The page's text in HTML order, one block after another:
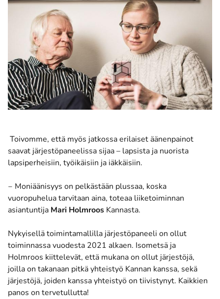
Toivomme, että myös jatkossa erilaiset äänenpainot
saavat järjestöpaneelissa sijaa – lapsista ja nuorista
lapsiperheisiin, työikäisiin ja iäkkäisiin.
‒ Moniäänisyys on pelkästään plussaa, koska
vuoropuhelua tarvitaan aina, toteaa liiketoiminnan
asiantuntija Mari Holmroos Kannasta.
Nykyisellä toimintamallilla järjestöpaneeli on ollut
toiminnassa vuodesta 2021 alkaen. Isometsä ja
Holmroos kiittelevät, että mukana on ollut järjestöjä,
joilla on takanaan pitkä yhteistyö Kannan kanssa, sekä
järjestöjä, joiden kanssa yhteistyö on tiivistynyt. Kaikkien
panos on tervetullutta!